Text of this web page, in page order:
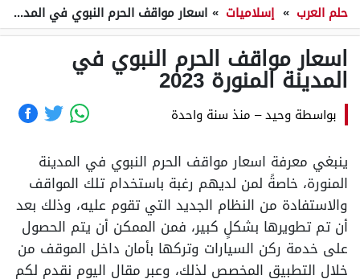
حلم العرب » إسلاميات » اسعار مواقف الحرم النبوي في المدينة المنورة 2023
اسعار مواقف الحرم النبوي في
المدينة المنورة 2023
بواسطة وحيد– منذ سنة واحدة
ينبغي معرفة اسعار مواقف الحرم النبوي في المدينة
المنورة، خاصةً لمن لديهم رغبة باستخدام تلك المواقف
والاستفادة من النظام الجديد التي تقوم عليه، وذلك بعد
أن تم تطويرها بشكلٍ كبير، فمن الممكن أن يتم الحصول
على خدمة ركن السيارات وتركها بأمان داخل الموقف من
خلال التطبيق المخصص لذلك، وعبر مقال اليوم نقدم لكم